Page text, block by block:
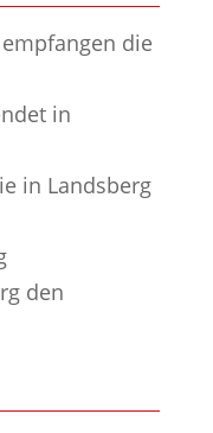
die
in
in Landsberg
den